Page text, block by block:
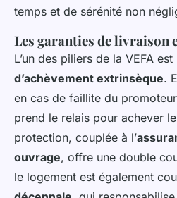
temps et de sérénité non
Les garanties de livraison
L’un des piliers de la VEFA est
d’achèvement extrinsèque.
en cas de faillite du
prend le relais pour achever
protection, couplée à l’
ouvrage, offre une double
le logement est également